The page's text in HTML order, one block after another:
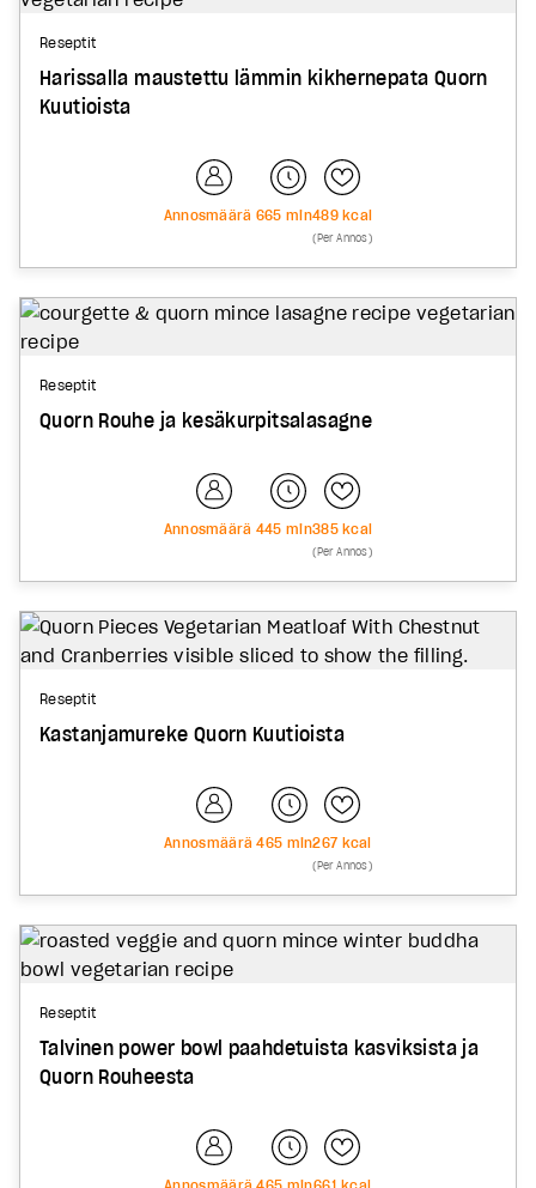
Reseptit
Harissalla maustettu lämmin kikhernepata Quorn
Kuutioista
Annosmäärä 665 min489kcal
(Per Annos)
Reseptit
Quorn Rouhe ja kesäkurpitsalasagne
Annosmäärä 445 min385kcal
(Per Annos)
Reseptit
Kastanjamureke Quorn Kuutioista
Annosmäärä465 min267 kcal
(Per Annos)
Reseptit
Talvinen power bowl paahdetuista kasviksista ja
Quorn Rouheesta